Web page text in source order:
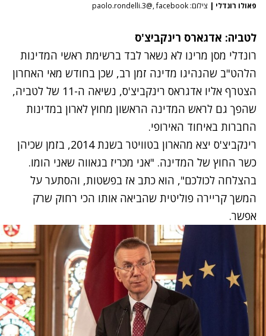
פאולו רונדלי | צילום: paolo.rondelli.3@, facebook
לטביה: אדגארס רינקביצ'ס
רונדלי מסן מרינו לא נשאר לבד ברשימת ראשי המדינות
הלהט"ב שהנהיגו מדינה זמן רב, שכן בחודש מאי האחרון
הצטרף אליו אדגראס רינקביצ'ס, נשיאה ה-11 של לטביה
,
שהפך גם לראש המדינה הראשון מחוץ לארון במדינות
החברות באיחוד האירופי.
רינקביצ'ס יצא מהארון בטוויטר בשנת 2014, בזמן שכיהן
כשר החוץ של המדינה. "אני מכריז בגאווה שאני הומו.
בהצלחה לכולכם", הוא כתב אז בפשטות, והסתער על
המשך קריירה פוליטית שהביאה אותו הכי רחוק שרק
אפשר.